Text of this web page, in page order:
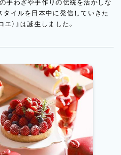
手わざや手作りの伝統を活かしな
タイルを日本中に発信していきた
）』は誕生しました。